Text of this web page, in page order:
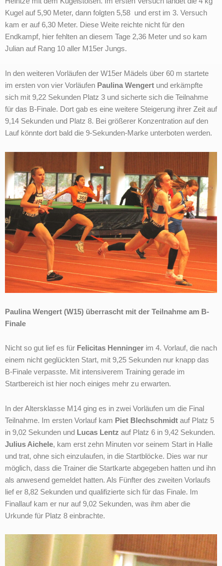
Kugel auf 5,90 Meter, dann folgten 5,58 und erst im 3. Versuch
kam er auf 6,30 Meter. Diese Weite reichte nicht für den
Endkampf, hier fehlten an diesem Tage 2,36 Meter und so kam
Julian auf Rang 10 aller M15er Jungs.
In den weiteren Vorläufen der W15er Mädels über 60 m startete
im ersten von vier Vorläufen Paulina Wengert und erkämpfte
sich mit 9,22 Sekunden Platz 3 und sicherte sich die Teilnahme
für das B-Finale. Dort gab es eine weitere Steigerung ihrer Zeit auf
9,14 Sekunden und Platz 8. Bei größerer Konzentration auf den
Lauf könnte dort bald die 9-Sekunden-Marke unterboten werden.
Paulina Wengert (W15) überrascht mit der Teilnahme am B-
Finale
Nicht so gut lief es für Felicitas Henninger im 4. Vorlauf, die nach
einem nicht geglückten Start, mit 9,25 Sekunden nur knapp das
B-Finale verpasste. Mit intensiverem Training gerade im
Startbereich ist hier noch einiges mehr zu erwarten.
In der Altersklasse M14 ging es in zwei Vorläufen um die Final
Teilnahme. Im ersten Vorlauf kam Piet Blechschmidt auf Platz 5
in 9,02 Sekunden und Lucas Lentz auf Platz 6 in 9,42 Sekunden.
Julius Aichele, kam erst zehn Minuten vor seinem Start in Halle
und trat, ohne sich einzulaufen, in die Startblöcke. Dies war nur
möglich, dass die Trainer die Startkarte abgegeben hatten und ihn
als anwesend gemeldet hatten. Als Fünfter des zweiten Vorlaufs
lief er 8,82 Sekunden und qualifizierte sich für das Finale. Im
Finallauf kam er nur auf 9,02 Sekunden, was ihm aber die
Urkunde für Platz 8 einbrachte.